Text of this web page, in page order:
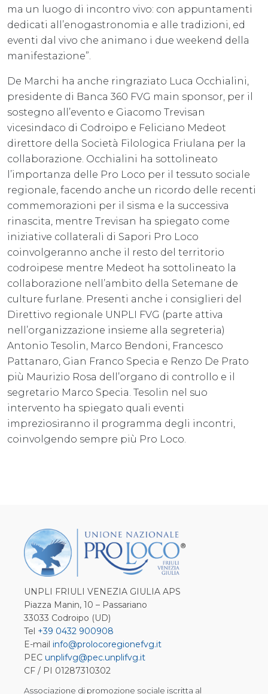
ma un luogo di incontro vivo: con appuntamenti
dedicati all’enogastronomia e alle tradizioni, ed
eventi dal vivo che animano i due weekend della
manifestazione”.
De Marchi ha anche ringraziato Luca Occhialini,
presidente di Banca 360 FVG main sponsor, per il
sostegno all’evento e Giacomo Trevisan
vicesindaco di Codroipo e Feliciano Medeot
direttore della Società Filologica Friulana per la
collaborazione. Occhialini ha sottolineato
l’importanza delle Pro Loco per il tessuto sociale
regionale, facendo anche un ricordo delle recenti
commemorazioni per il sisma e la successiva
rinascita, mentre Trevisan ha spiegato come
iniziative collaterali di Sapori Pro Loco
coinvolgeranno anche il resto del territorio
codroipese mentre Medeot ha sottolineato la
collaborazione nell’ambito della Setemane de
culture furlane. Presenti anche i consiglieri del
Direttivo regionale UNPLI FVG (parte attiva
nell’organizzazione insieme alla segreteria)
Antonio Tesolin, Marco Bendoni, Francesco
Pattanaro, Gian Franco Specia e Renzo De Prato
più Maurizio Rosa dell’organo di controllo e il
segretario Marco Specia. Tesolin nel suo
intervento ha spiegato quali eventi
impreziosiranno il programma degli incontri,
coinvolgendo sempre più Pro Loco.
UNPLI FRIULI VENEZIA GIULIA APS
Piazza Manin, 10 – Passariano
33033 Codroipo (UD)
Tel +39 0432 900908
E-mail info@prolocoregionefvg.it
PEC unplifvg@pec.unplifvg.it
CF / PI 01287310302
Associazione di promozione sociale iscritta al